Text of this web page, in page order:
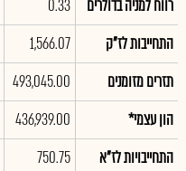
רווח למניה בדולרים
0.33
התחייבות לז"ק
1,566.07
תזרים מזומנים
493,045.00
הון עצמי*
436,939.00
התחייבויות לז"א
750.75